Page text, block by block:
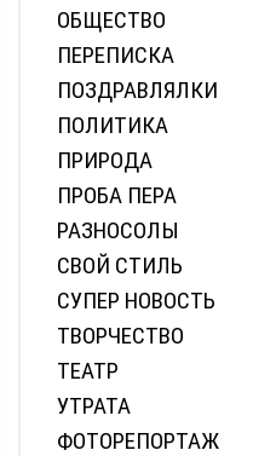
ОБЩЕСТВО
ПЕРЕПИСКА
ПОЗДРАВЛЯЛКИ
ПОЛИТИКА
ПРИРОДА
ПРОБА ПЕРА
РАЗНОСОЛЫ
СВОЙ СТИЛЬ
СУПЕР НОВОСТЬ
ТВОРЧЕСТВО
ТЕАТР
УТРАТА
ФОТОРЕПОРТАЖ